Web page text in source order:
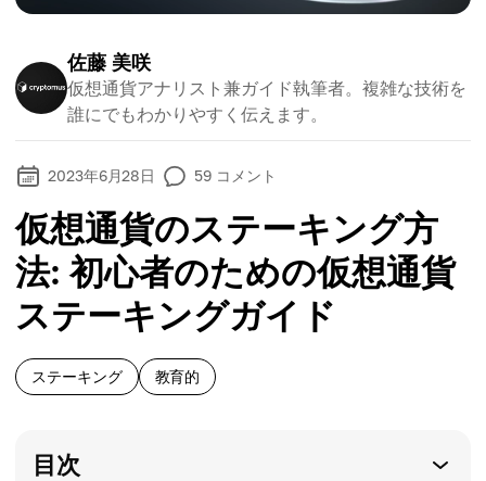
佐藤 美咲
仮想通貨アナリスト兼ガイド執筆者。複雑な技術を
誰にでもわかりやすく伝えます。
2023年6月28日 59 コメント
仮想通貨のステーキング方
法: 初心者のための仮想通貨
ステーキングガイド
ステーキング 教育的
目次